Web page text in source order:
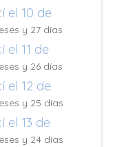
el 10 de
y 27 días
el 11 de
y 26 días
el 12 de
y 25 días
el 13 de
y 24 días